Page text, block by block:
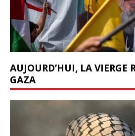
AUJOURD’HUI, LA VIERGE
GAZA